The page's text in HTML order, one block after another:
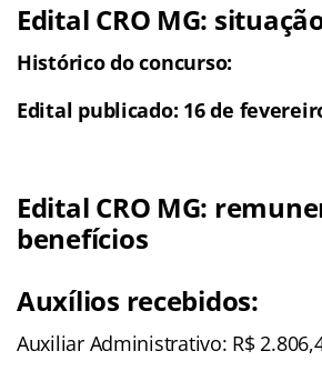
Edital CRO MG:
Histórico do concurso:
Edital publicado: 16 de
Edital CRO MG:
benefícios
Auxílios recebidos:
Auxiliar Administrativo: R$